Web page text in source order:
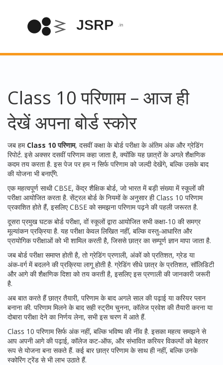
Class 10 परिणाम – आज ही
देखें अपना बोर्ड स्कोर
जब हम Class 10 परिणाम, दसवीं कक्षा के बोर्ड परीक्षा के अंतिम अंक और ग्रेडिंग
रिपोर्ट. इसे अक्सरदसवीं परिणामकहा जाता है, क्योंकि यह छात्रों के अगले शैक्षणिक
कदम तय करता है. इस पेज पर हम न सिर्फ परिणाम को जल्दी देखेंगे, बल्कि उसके बाद
की योजना भी बनाएँगे.
एक महत्वपूर्ण साथीCBSE, केंद्र शैक्षिक बोर्ड, जो भारत में बड़ी संख्या में स्कूलों की
परीक्षा आयोजित करता है. सेंट्रल बोर्ड के नियमों के अनुसार ही Class 10 परिणाम
प्रकाशित होते हैं, इसलिए CBSE को समझना परिणाम पढ़ने की पहली जरूरत है.
दूसरा प्रमुख घटकबोर्ड परीक्षा, वों स्कूलों द्वारा आयोजित सभी कक्षा‑10 की समग्र
मूल्यांकन प्रक्रियाहै. यह परीक्षा केवल लिखित नहीं, बल्कि वस्तु‑आधारित और
प्रायोगिक परीक्षाओं को भी शामिल करती है, जिससे छात्र का सम्पूर्ण ज्ञान मापा जाता है.
जब बोर्ड परीक्षा समाप्त होती है, तोग्रेडिंग प्रणाली, अंकों को प्रतिशत, ग्रेड या
अंक‑वर्ग में बदलने की प्रक्रियालागू होती है. ग्रेडिंग सीधे छात्र के प्रतिशत, सॉलिडिटी
और आगे की शैक्षणिक दिशा को तय करती है, इसलिए इस प्रणाली की जानकारी जरूरी
है.
अब बात करते हैंछात्र तैयारी, परिणाम के बाद अगले साल की पढ़ाई या करियर प्लान
बनानाकी. परिणाम मिलने के बाद सही स्ट्रीम चुनना, कॉलेज प्रवेश की तैयारी करना या
दोबारा परीक्षा देने का निर्णय लेना, सभी इस चरण में आते हैं.
Class 10 परिणाम सिर्फ अंक नहीं, बल्कि भविष्य की नींव है. इसका महत्व समझने से
आप अपनी आगे की पढ़ाई, कॉलेज कट‑ऑफ, और संभावित करियर विकल्पों को बेहतर
रूप से योजना बना सकते हैं. कई बार छात्र परिणाम के साथ ही नहीं, बल्कि उनके
स्कोरिंग ट्रेंड से भी लाभ उठाते हैं.